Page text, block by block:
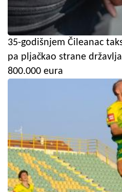
35-godišnjem Čileanac
pa pljačkao strane
800.000 eura